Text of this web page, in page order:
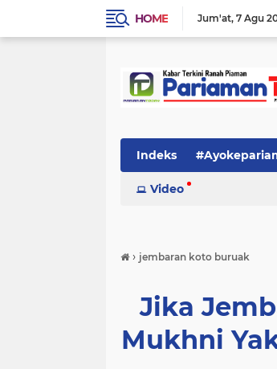
HOME Jum'at 7 Agu
Indeks
Video
› jembaran koto buruak
Jika
Mukhni